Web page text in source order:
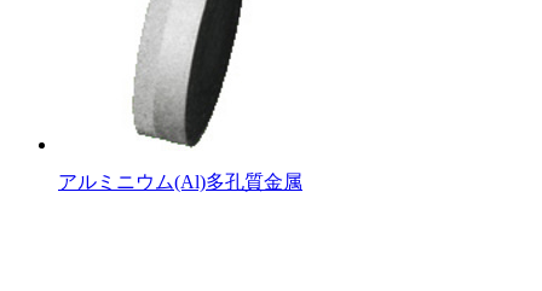
アルミニウム(Al)多孔質金属